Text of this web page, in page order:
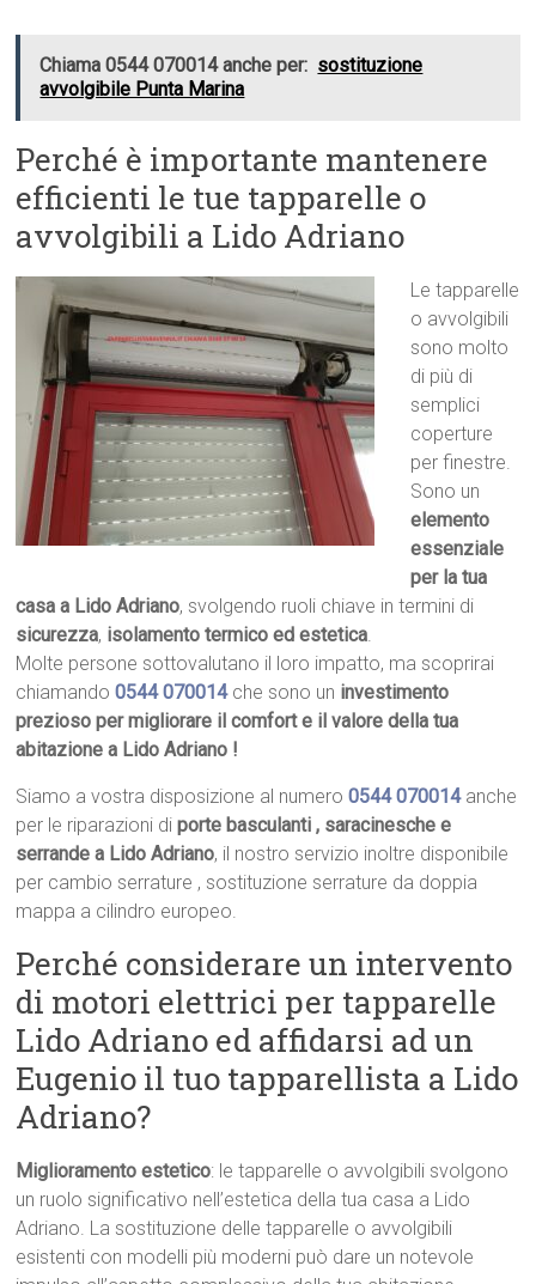
Chiama 0544 070014 anche per: sostituzione
avvolgibile Punta Marina
Perché è importante mantenere
efficienti le tue tapparelle o
avvolgibili a Lido Adriano
Le tapparelle
o avvolgibili
sono molto
di più di
semplici
coperture
per finestre.
Sono un
elemento
essenziale
per la tua
casa a Lido Adriano, svolgendo ruoli chiave in termini di
sicurezza, isolamento termico ed estetica.
Molte persone sottovalutano il loro impatto, ma scoprirai
chiamando0544 070014che sono un investimento
prezioso per migliorare il comfort e il valore della tua
abitazione a Lido Adriano !
Siamo a vostra disposizione al numero0544 070014anche
per le riparazioni diporte basculanti , saracinesche e
serrande a Lido Adriano, il nostro servizio inoltre disponibile
per cambio serrature , sostituzione serrature da doppia
mappa a cilindro europeo.
Perché considerare un intervento
di motori elettrici per tapparelle
Lido Adriano ed affidarsi ad un
Eugenio il tuo tapparellista a Lido
Adriano?
Miglioramento estetico: le tapparelle o avvolgibili svolgono
un ruolo significativo nell’estetica della tua casa a Lido
Adriano. La sostituzione delle tapparelle o avvolgibili
esistenti con modelli più moderni può dare un notevole